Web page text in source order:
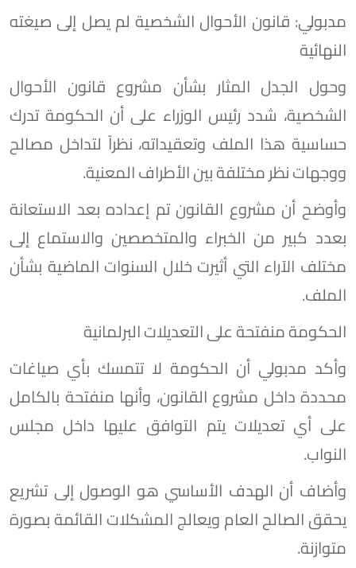
مدبولي: قانون الأحوال الشخصية لم يصل إلى صيغته
النهائية
وحول الجدل المثار بشأن مشروع قانون الأحوال
الشخصية، شدد رئيس الوزراء على أن الحكومة تدرك
حساسية هذا الملف وتعقيداته، نظراً لتداخل مصالح
ووجهات نظر مختلفة بين الأطراف المعنية.
وأوضح أن مشروع القانون تم إعداده بعد الاستعانة
بعدد كبير من الخبراء والمتخصصين والاستماع إلى
مختلف الآراء التي أثيرت خلال السنوات الماضية بشأن
الملف.
الحكومة منفتحة على التعديلات البرلمانية
وأكد مدبولي أن الحكومة لا تتمسك بأي صياغات
محددة داخل مشروع القانون، وأنها منفتحة بالكامل
على أي تعديلات يتم التوافق عليها داخل مجلس
النواب.
وأضاف أن الهدف الأساسي هو الوصول إلى تشريع
يحقق الصالح العام ويعالج المشكلات القائمة بصورة
متوازنة.